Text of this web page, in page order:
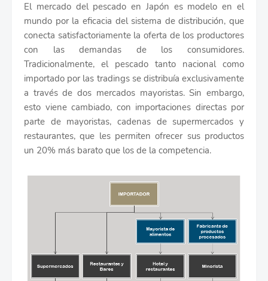
El mercado del pescado en Japón es modelo en el
mundo por la eficacia del sistema de distribución, que
conecta satisfactoriamente la oferta de los productores
con las demandas de los consumidores.
Tradicionalmente, el pescado tanto nacional como
importado por las tradings se distribuía exclusivamente
a través de dos mercados mayoristas. Sin embargo,
esto viene cambiado, con importaciones directas por
parte de mayoristas, cadenas de supermercados y
restaurantes, que les permiten ofrecer sus productos
un 20% más barato que los de la competencia.